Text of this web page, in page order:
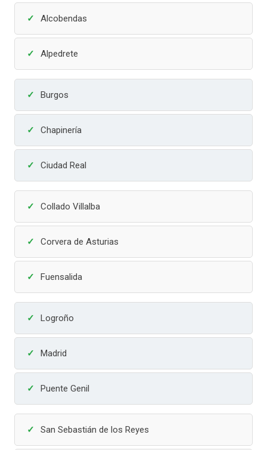
Alcobendas
Alpedrete
Burgos
Chapinería
Ciudad Real
Collado Villalba
Corvera de Asturias
Fuensalida
Logroño
Madrid
Puente Genil
San Sebastián de los Reyes